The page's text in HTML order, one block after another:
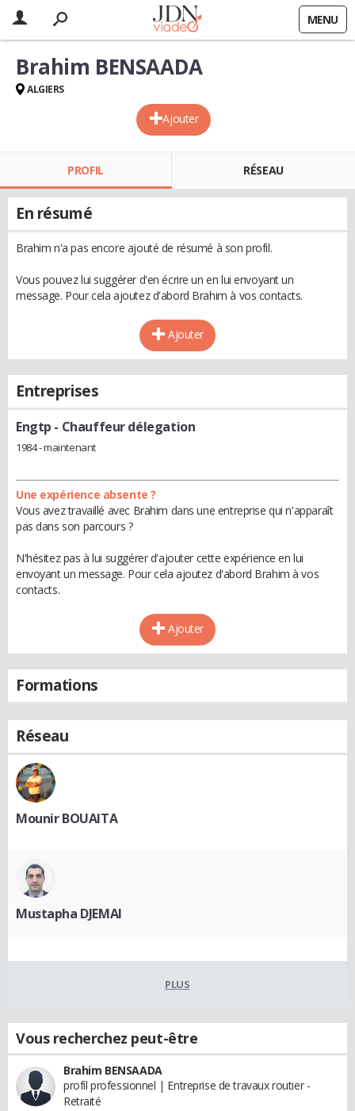
MENU
Ajouter
Brahim BENSAADA
ALGIERS
PROFIL RÉSEAU
En résumé
Brahim n'a pas encore ajouté de résumé à son profil.
Vous pouvez lui suggérer d'en écrire un en lui envoyant un
message. Pour cela ajoutez d'abord Brahim à vos contacts.
Ajouter
Entreprises
Engtp - Chauffeur délegation
1984 - maintenant
Une expérience absente ?
Vous avez travaillé avec Brahim dans une entreprise qui n'apparaît
pas dans son parcours ?
N'hésitez pas à lui suggérer d'ajouter cette expérience en lui
envoyant un message. Pour cela ajoutez d'abord Brahim à vos
contacts.
Ajouter
Formations
Réseau
Mounir BOUAITA
Mustapha DJEMAI
PLUS
Vous recherchez peut-être
Brahim BENSAADA
profil professionnel | Entreprise de travaux routier -
Retraité